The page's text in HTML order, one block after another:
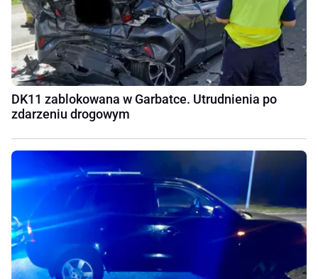
DK11 zablokowana w Garbatce. Utrudnienia po
zdarzeniu drogowym